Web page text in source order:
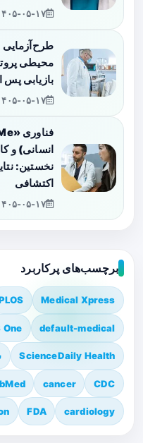
۱۴۰۵-۰۵-
محیطی
بازیابی
۱۴۰۵-۰۵-
انسانی) و
نخستین:
اکتشافی
۱۴۰۵-۰۵-
برچسب‌های پرکاربرد
Medical Xpress
default-medical
One
ScienceDaily Health
CDC
cancer
cardiology
FDA